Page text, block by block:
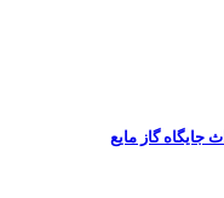
جایگاه گاز مایع